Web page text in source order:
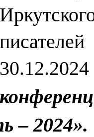
‒ 2024».